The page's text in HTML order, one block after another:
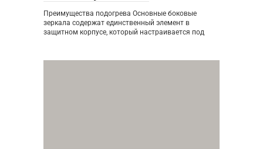
Преимущества подогрева Основные боковые
зеркала содержат единственный элемент в
защитном корпусе, который настраивается под